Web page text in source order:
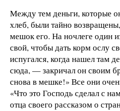
Между тем деньги, которые
хлеб, были тайно
мешок его. На ночлеге один
свой, чтобы дать корм ослу
испугался, когда нашел там
сюда, — закричал он своим
снова в мешке!» Все они
«Что это Господь сделал с
отца своего рассказом о